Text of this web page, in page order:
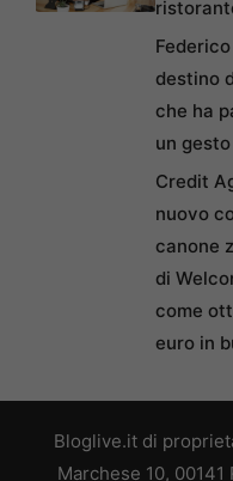
destino
che ha
un
Credit
nuovo
canone
di
come
euro in
Bloglive.it di
Marchese 10,